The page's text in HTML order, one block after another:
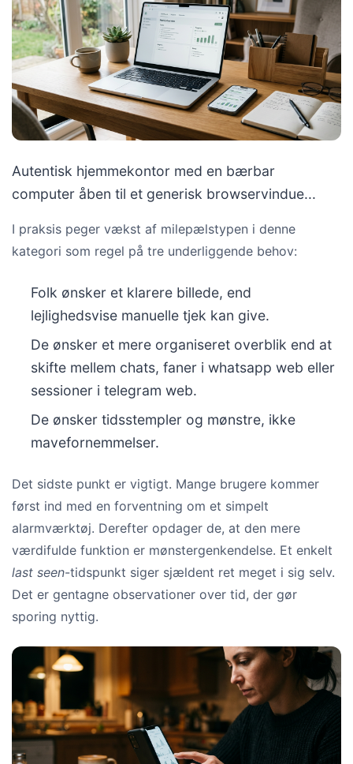
Autentisk hjemmekontor med en bærbar
computer åben til et generisk browservindue...
I praksis peger vækst af milepælstypen i denne
kategori som regel på tre underliggende behov:
Folk ønsker et klarere billede, end
lejlighedsvise manuelle tjek kan give.
De ønsker et mere organiseret overblik end at
skifte mellem chats, faner i whatsapp web eller
sessioner i telegram web.
De ønsker tidsstempler og mønstre, ikke
mavefornemmelser.
Det sidste punkt er vigtigt. Mange brugere kommer
først ind med en forventning om et simpelt
alarmværktøj. Derefter opdager de, at den mere
værdifulde funktion er mønstergenkendelse. Et enkelt
last seen-tidspunkt siger sjældent ret meget i sig selv.
Det er gentagne observationer over tid, der gør
sporing nyttig.